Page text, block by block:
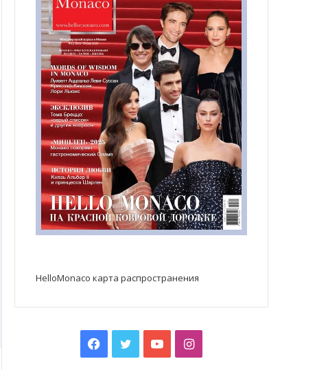
HelloMonaco карта распространения
Facebook
TwitterYouTubeInstagram